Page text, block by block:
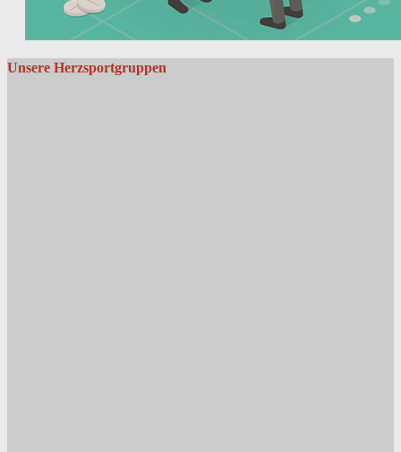
Unsere Herzsportgruppen